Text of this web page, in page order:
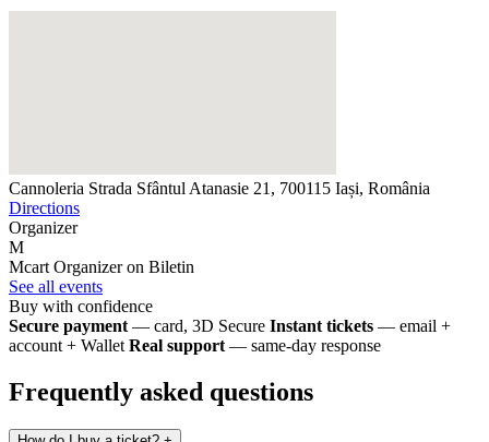
Cannoleria Strada Sfântul Atanasie 21, 700115 Iași, România
Directions
Organizer
M
Mcart Organizer on Biletin
See all events
Buy with confidence
Secure payment — card, 3D Secure Instant tickets — email +
account + Wallet Real support — same-day response
Frequently asked questions